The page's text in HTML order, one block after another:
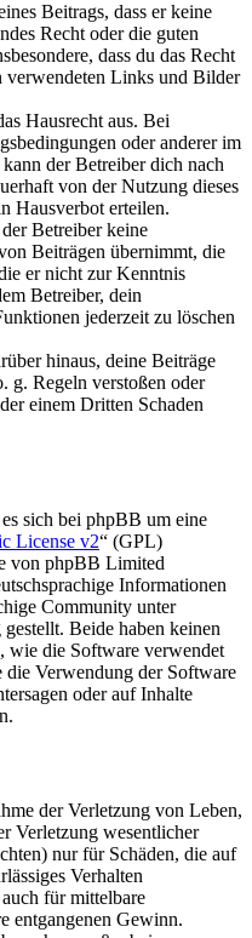
Beitrags, dass er keine
Recht oder die guten
dass du das Recht
verwendeten Links und Bilder
Hausrecht aus. Bei
oder anderer im
der Betreiber dich nach
von der Nutzung dieses
Hausverbot erteilen.
Betreiber keine
Beiträgen übernimmt, die
er nicht zur Kenntnis
Betreiber, dein
jederzeit zu löschen
hinaus, deine Beiträge
g. Regeln verstoßen oder
einem Dritten Schaden
sich bei phpBB um eine
License v2“ (GPL)
von phpBB Limited
Informationen
Community unter
Beide haben keinen
wie die Software verwendet
Verwendung der Software
oder auf Inhalte
der Verletzung von Leben,
Verletzung wesentlicher
nur für Schäden, die auf
Verhalten
für mittelbare
entgangenen Gewinn.